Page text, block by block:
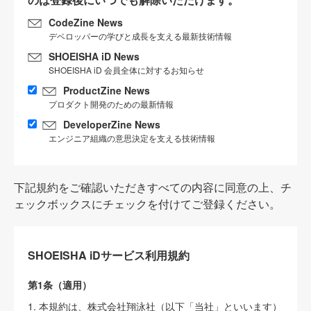
CodeZine News
デベロッパーの学びと成長を支える最新技術情報
SHOEISHA iD News
SHOEISHA iD 会員全体に対するお知らせ
ProductZine News
プロダクト開発のための最新情報
DeveloperZine News
エンジニア組織の意思決定を支える技術情報
下記規約をご確認いただきすべての内容に同意の上、チ
ェックボックスにチェックを付けてご登録ください。
SHOEISHA iDサービス利用規約
第1条（適用）
1. 本規約は、株式会社翔泳社（以下「当社」といいます）